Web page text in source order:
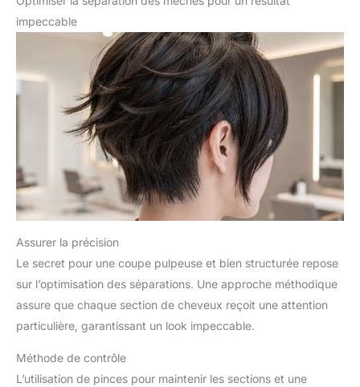
impeccable
Assurer la précision
Le secret pour une coupe pulpeuse et bien structurée repose
sur l’optimisation des séparations. Une approche méthodique
assure que chaque section de cheveux reçoit une attention
particulière, garantissant un look impeccable.
Méthode de contrôle
L’utilisation de pinces pour maintenir les sections et une